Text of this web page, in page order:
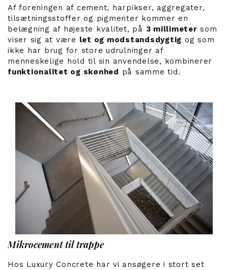
Af foreningen af ​​cement, harpikser, aggregater,
tilsætningsstoffer og pigmenter kommer en
belægning af højeste kvalitet, på 3 millimeter som
viser sig at være let og modstandsdygtig og som
ikke har brug for store udrulninger af
menneskelige hold til sin anvendelse, kombinerer
funktionalitet og skønhed på samme tid.
Mikrocement til trappe
Hos Luxury Concrete har vi ansøgere i stort set